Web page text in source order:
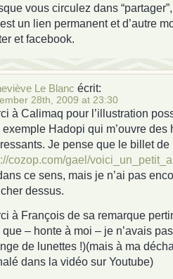
vous circulez dans
un lien permanent et d’autre
et facebook.
Le Blanc écrit:
28th, 2009 at 23:30
à Calimaq pour l’illustration
exemple Hadopi qui m’ouvre des
Je pense que le billet de
cozop.com/gael/
ce sens, mais je n’ai pas
dessus.
à François de sa remarque
que – honte à moi – je n’avais
de lunettes !)(mais à ma
dans la vidéo sur Youtube)